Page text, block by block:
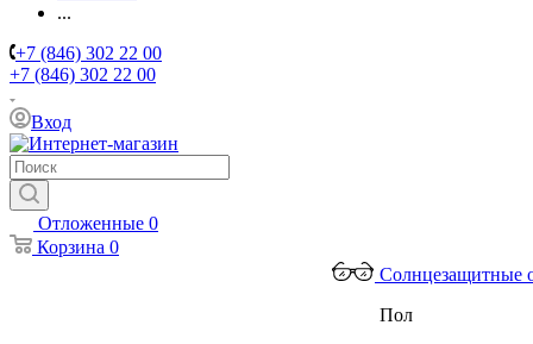
...
+7 (846) 302 22 00
+7 (846) 302 22 00
Вход
Отложенные 0
Корзина 0
Солнцезащитные
Пол